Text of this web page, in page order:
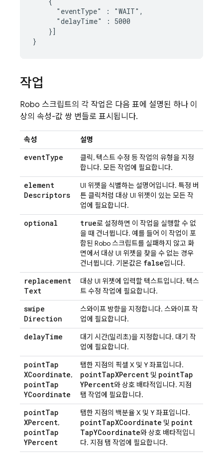
      "eventType" : "WAIT",
      "delayTime" : 5000
    }]
작업
Robo 스크립트의 각 작업은 다음 표에 설명된 하나 이
상의 속성-값 쌍 번들로 표시됩니다.
속성 설명
eventType
클릭, 텍스트 수정 등 작업의 유형을 지정
합니다. 모든 작업에 필요합니다.
element
Descriptors
UI 위젯을 식별하는 설명어입니다. 특정 버
튼 클릭처럼 대상 UI 위젯이 있는 모든 작
업에 필요합니다.
optional true로 설정하면 이 작업을 실행할 수 없
을 때 건너뜁니다. 예를 들어 이 작업이 포
함된 Robo 스크립트를 실패하지 않고 화
면에서 대상 UI 위젯을 찾을 수 없는 경우
건너뜁니다. 기본값은 false입니다.
replacement
Text
대상 UI 위젯에 입력할 텍스트입니다. 텍스
트 수정 작업에 필요합니다.
swipe
Direction
스와이프 방향을 지정합니다. 스와이프 작
업에 필요합니다.
delayTime
대기 시간(밀리초)을 지정합니다. 대기 작
업에 필요합니다.
pointTap
XCoordinate,
pointTap
YCoordinate
탭한 지점의 픽셀 X 및 Y 좌표입니다.
pointTapXPercent 및 pointTap
YPercent와 상호 배타적입니다. 지점
탭 작업에 필요합니다.
pointTap
XPercent,
pointTap
YPercent
탭한 지점의 백분율 X 및 Y 좌표입니다.
pointTapXCoordinate 및 point
TapYCoordinate와 상호 배타적입니
다. 지점 탭 작업에 필요합니다.